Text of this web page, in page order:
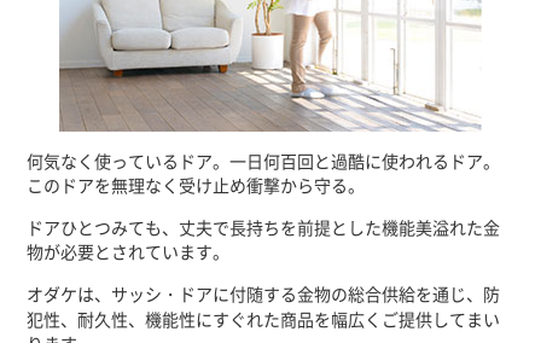
何気なく使っているドア。一日何百回と過酷に使われるドア。
このドアを無理なく受け止め衝撃から守る。
ドアひとつみても、丈夫で長持ちを前提とした機能美溢れた金
物が必要とされています。
オダケは、サッシ・ドアに付随する金物の総合供給を通じ、防
犯性、耐久性、機能性にすぐれた商品を幅広くご提供してまい